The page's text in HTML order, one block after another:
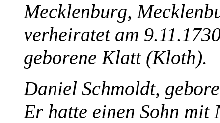
Mecklenburg,
verheiratet am
geborene Klatt (Kloth).
Daniel Schmoldt,
Er hatte einen Sohn mit